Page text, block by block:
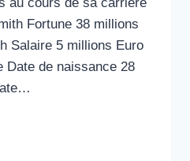
Fortune 38 millions
Salaire 5 millions Euro
Date de naissance 28